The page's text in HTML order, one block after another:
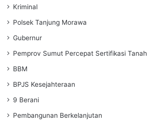
Kriminal
Polsek Tanjung Morawa
Gubernur
Pemprov Sumut Percepat Sertifikasi Tanah
BBM
BPJS Kesejahteraan
9 Berani
Pembangunan Berkelanjutan